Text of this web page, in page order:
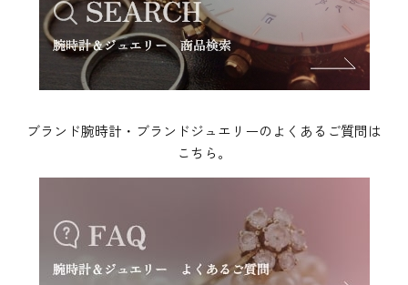
ブランド腕時計・ブランドジュエリーのよくあるご質問は
こちら。